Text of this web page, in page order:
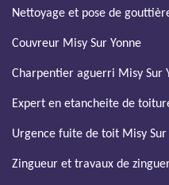
Nettoyage et pose de
Couvreur Misy Sur Yonne
Charpentier aguerri Misy Sur
Expert en etancheite de
Urgence fuite de toit Misy Sur
Zingueur et travaux de